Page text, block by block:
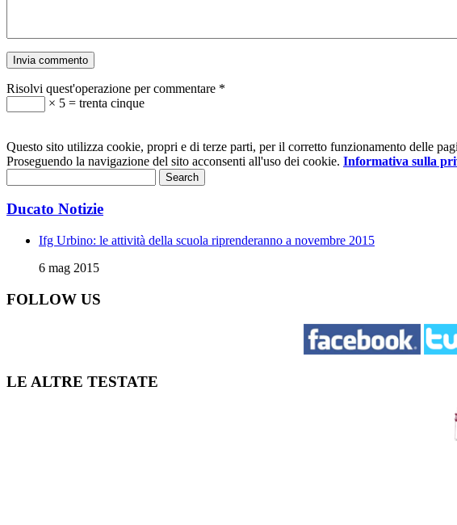
Risolvi quest'operazione per commentare *
× 5 = trenta cinque
Questo sito utilizza cookie, propri e di terze parti, per il corretto funzionamento delle
Proseguendo la navigazione del sito acconsenti all'uso dei cookie. Informativa sulla
Ducato Notizie
Ifg Urbino: le attività della scuola riprenderanno a novembre 2015
6 mag 2015
FOLLOW US
LE ALTRE TESTATE